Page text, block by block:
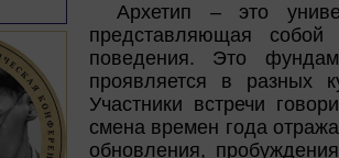
Архетип – это
представляющая
поведения. Это
проявляется в разных
Участники встречи
смена времен года
обновления,